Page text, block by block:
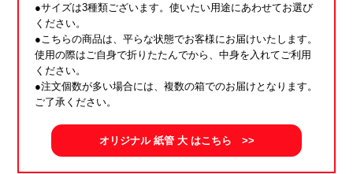
●サイズは3種類ございます。使いたい用途にあわせてお選び
ください。
●こちらの商品は、平らな状態でお客様にお届けいたします。
使用の際はご自身で折りたたんでから、中身を入れてご利用
ください。
●注文個数が多い場合には、複数の箱でのお届けとなります。
ご了承ください。
オリジナル 紙管 大 はこちら >>